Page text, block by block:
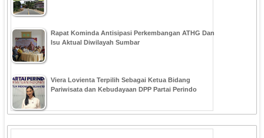
Rapat Kominda Antisipasi Perkembangan ATHG Dan
Isu Aktual Diwilayah Sumbar
Viera Lovienta Terpilih Sebagai Ketua Bidang
Pariwisata dan Kebudayaan DPP Partai Perindo